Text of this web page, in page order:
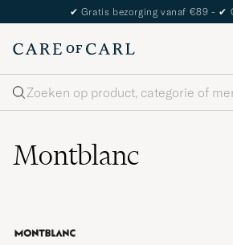
The Care of Carl
Zoeken
Montblanc